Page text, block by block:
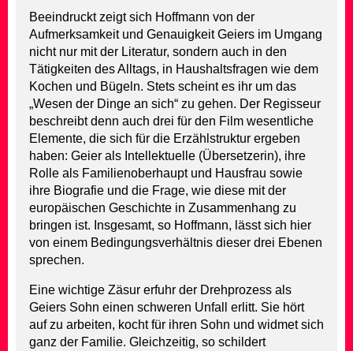
Beeindruckt zeigt sich Hoffmann von der
Aufmerksamkeit und Genauigkeit Geiers im Umgang
nicht nur mit der Literatur, sondern auch in den
Tätigkeiten des Alltags, in Haushaltsfragen wie dem
Kochen und Bügeln. Stets scheint es ihr um das
„Wesen der Dinge an sich“ zu gehen. Der Regisseur
beschreibt denn auch drei für den Film wesentliche
Elemente, die sich für die Erzählstruktur ergeben
haben: Geier als Intellektuelle (Übersetzerin), ihre
Rolle als Familienoberhaupt und Hausfrau sowie
ihre Biografie und die Frage, wie diese mit der
europäischen Geschichte in Zusammenhang zu
bringen ist. Insgesamt, so Hoffmann, lässt sich hier
von einem Bedingungsverhältnis dieser drei Ebenen
sprechen.
Eine wichtige Zäsur erfuhr der Drehprozess als
Geiers Sohn einen schweren Unfall erlitt. Sie hört
auf zu arbeiten, kocht für ihren Sohn und widmet sich
ganz der Familie. Gleichzeitig, so schildert